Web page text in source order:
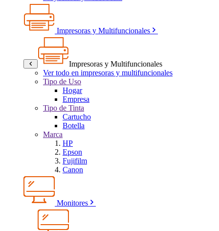
Impresoras y Multifuncionales
Impresoras y Multifuncionales
Ver todo en impresoras y multifuncionales
Tipo de Uso
Hogar
Empresa
Tipo de Tinta
Cartucho
Botella
Marca
HP
Epson
Fujifilm
Canon
Monitores